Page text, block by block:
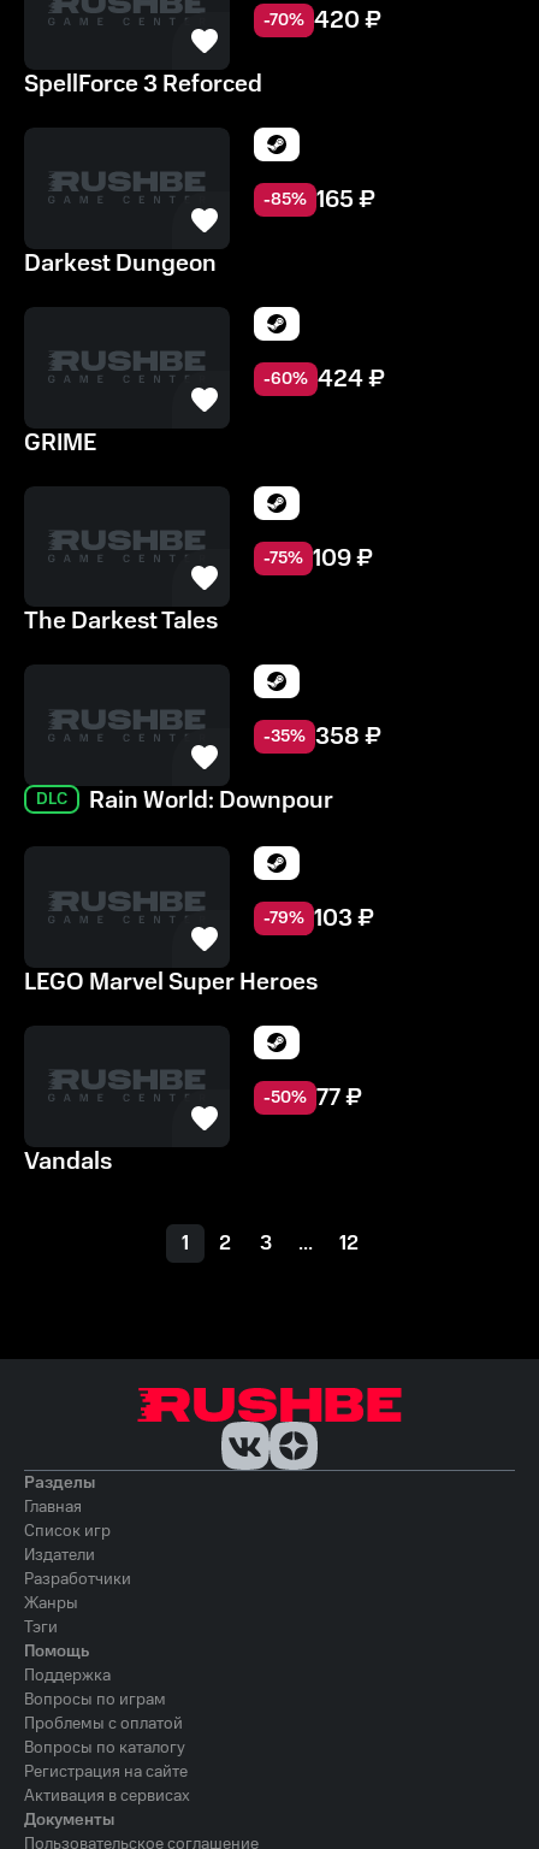
-70% 420₽
SpellForce 3 Reforced
-85% 165₽
Darkest Dungeon
-60% 424₽
GRIME
-75% 109₽
The Darkest Tales
-35% 358₽
DLC Rain World: Downpour
-79% 103₽
LEGO Marvel Super Heroes
-50% 77₽
Vandals
1 2 3 ... 12
Разделы
Главная
Список игр
Издатели
Разработчики
Жанры
Тэги
Помощь
Поддержка
Вопросы по играм
Проблемы с оплатой
Вопросы по каталогу
Регистрация на сайте
Активация в сервисах
Документы
Пользовательское соглашение